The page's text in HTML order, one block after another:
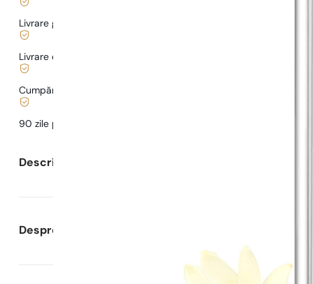
Livrare gratuită de la
Livrare de la
Cumpărături și plăți sigure
90 zile pentru a
Descrierea parfumului
Despre Parfumuri Pariziene